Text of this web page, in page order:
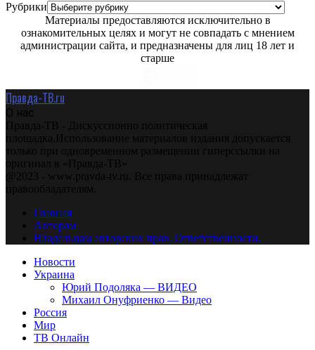
Рубрики
Материалы предоставляются исключительно в
ознакомительных целях и могут не совпадать с мнением
администрации сайта, и предназначены для лиц 18 лет и
старше
Правда-ТВ.ru
О нас
Правда-ТВ - Дискуссионно политическая
площадка.Использование материалов издания допускается
только при одновременном размещении гиперссылки на
оригинал в «Правда-ТВ»
@2023 - www.pravda-tv.ru. Все права принадлежат
правообладателям.
Главная
Авторам
Владельцам авторских прав. Ответственности.
Новости
Украина
Юрий Подоляка — ВИДЕО
Михаил Онуфриенко — Видео
Россия
Мир
ТВ Онлайн